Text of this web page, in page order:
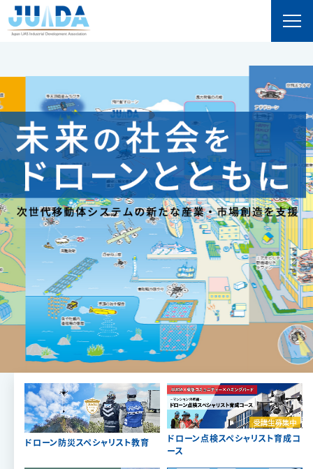
ドローン防災スペシャリスト教育
ドローン点検スペシャリスト育成コ
ース